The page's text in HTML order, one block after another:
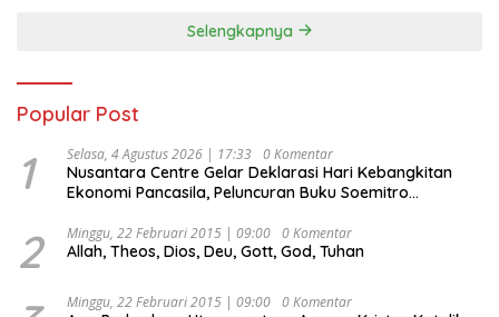
Selengkapnya
Popular Post
1 Selasa, 4 Agustus 2026 | 17:33 0 Komentar
Nusantara Centre Gelar Deklarasi Hari Kebangkitan
Ekonomi Pancasila, Peluncuran Buku Soemitro
Ekonomi Politik Indonesia) & Simposium Nasional
“Urgensi Undang-Undang Perekonomian Nasional dan
Indonesia Emas 2045”,
2 Minggu, 22 Februari 2015 | 09:00 0 Komentar
Allah, Theos, Dios, Deu, Gott, God, Tuhan
Minggu, 22 Februari 2015 | 09:00 0 Komentar